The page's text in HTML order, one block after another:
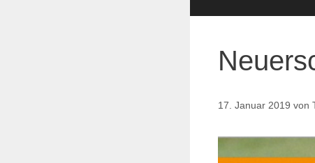
17. Januar 2019 von